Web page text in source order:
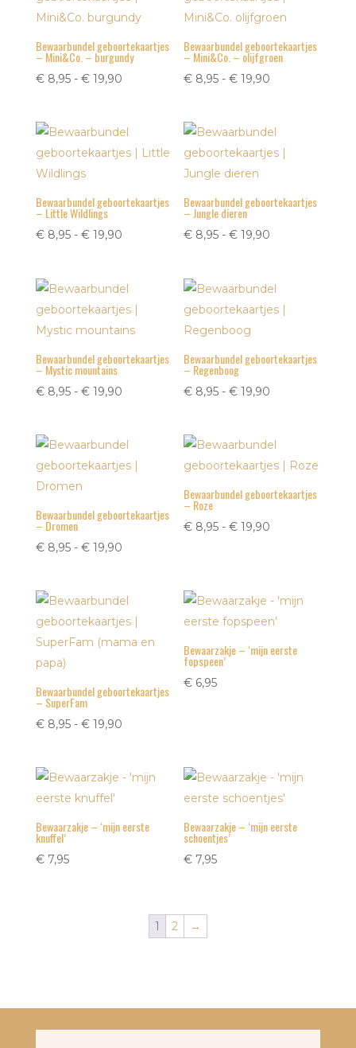
Bewaarbundel geboortekaartjes
– Mini&Co. – burgundy
€8,95 - €19,90Prijsklasse:
€ 19,90
Bewaarbundel geboortekaartjes
– Mini&Co. – olijfgroen
€ 8,95 - € 19,90
€ 19,90
Bewaarbundel geboortekaartjes
– Little Wildlings
€8,95 - €19,90Prijsklasse:
€ 19,90
Bewaarbundel geboortekaartjes
– Jungle dieren
€ 8,95 - € 19,90
€ 19,90
Bewaarbundel geboortekaartjes
– Mystic mountains
€8,95 - €19,90Prijsklasse:
€ 19,90
Bewaarbundel geboortekaartjes
– Regenboog
€ 8,95 - € 19,90
€ 19,90
Bewaarbundel geboortekaartjes
– Dromen
€8,95 - €19,90Prijsklasse:
€ 19,90
Bewaarbundel geboortekaartjes
– Roze
€ 8,95 - € 19,90
Bewaarbundel geboortekaartjes
– SuperFam
€8,95 - €19,90Prijsklasse:
€ 19,90
Bewaarzakje – ‘mijn eerste
fopspeen’
€ 6,95
Bewaarzakje – ‘mijn eerste
knuffel’
€7,95
Bewaarzakje – ‘mijn eerste
schoentjes’
€ 7,95
1 2 →